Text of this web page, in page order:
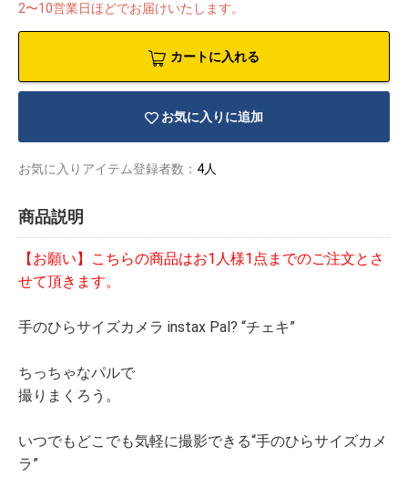
2〜10営業日ほどでお届けいたします。
カートに入れる
お気に入りに追加
お気に入りアイテム登録者数： 4人
商品説明
【お願い】こちらの商品はお1人様1点までのご注文とさ
せて頂きます。
手のひらサイズカメラ instax Pal? “チェキ”
ちっちゃなパルで
撮りまくろう。
いつでもどこでも気軽に撮影できる“手のひらサイズカメ
ラ”
イラストレ
ーター
アダルトグ
ッズ